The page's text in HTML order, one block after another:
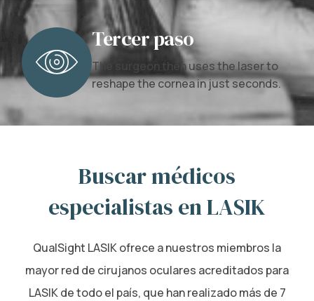
Tercer paso
The surgeon then uses the laser to
reshape the cornea in just seconds.
Buscar médicos
especialistas en LASIK
QualSight LASIK ofrece a nuestros miembros la
mayor red de cirujanos oculares acreditados para
LASIK de todo el país, que han realizado más de 7